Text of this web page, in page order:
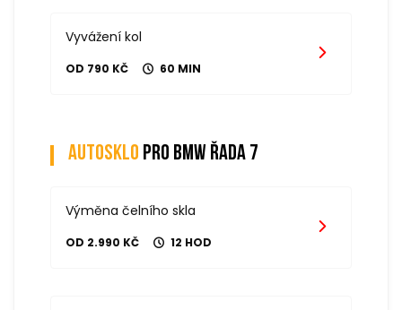
Vyvážení kol
OD 790 KČ 60 MIN
Autosklo pro bmw řada 7
Výměna čelního skla
OD 2.990 KČ 12 HOD